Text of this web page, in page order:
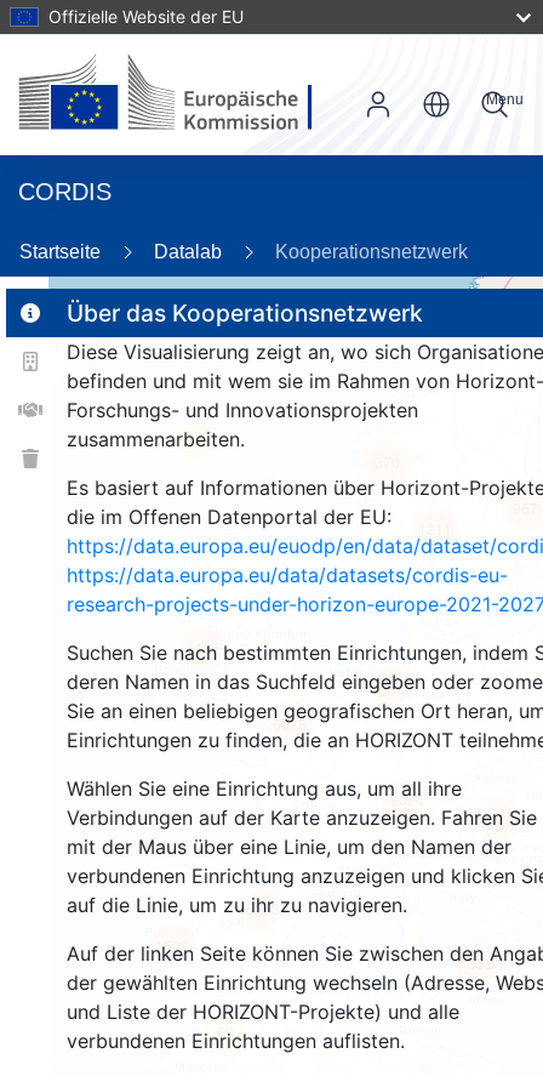
Offizielle Website der EU
CORDIS
Menu
Startseite Datalab Kooperationsnetzwerk
Über das Kooperationsnetzwerk
Diese Visualisierung zeigt an, wo sich
befinden und mit wem sie im Rahmen von Horizont-
Forschungs- und Innovationsprojekten
zusammenarbeiten.
Es basiert auf Informationen über Horizont-
die im Offenen Datenportal der EU:
https://data.europa.eu/euodp/en/data/dataset/
https://data.europa.eu/data/datasets/cordis-eu-
research-projects-under-horizon-europe-2021-2027
Suchen Sie nach bestimmten Einrichtungen, indem
deren Namen in das Suchfeld eingeben oder
Sie an einen beliebigen geografischen Ort heran,
Einrichtungen zu finden, die an HORIZONT
Wählen Sie eine Einrichtung aus, um all ihre
Verbindungen auf der Karte anzuzeigen. Fahren Sie
mit der Maus über eine Linie, um den Namen der
verbundenen Einrichtung anzuzeigen und klicken
auf die Linie, um zu ihr zu navigieren.
Auf der linken Seite können Sie zwischen den
der gewählten Einrichtung wechseln (Adresse,
und Liste der HORIZONT-Projekte) und alle
verbundenen Einrichtungen auflisten.
26
69
1522
652
10690
1455
6078
6263
9024
6978